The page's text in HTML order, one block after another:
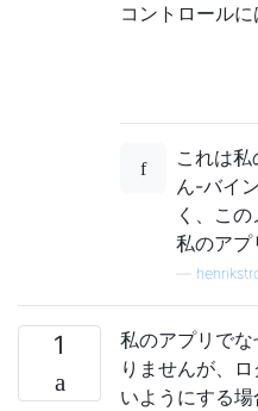
コントロールに
これは
ん-バイ
く、こ
私のアプ
1
私のアプリで
りませんが、
いようにする